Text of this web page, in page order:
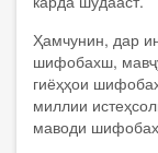
Ҳамчунин, дар
шифобахш,
гиёҳҳои
миллии
маводи